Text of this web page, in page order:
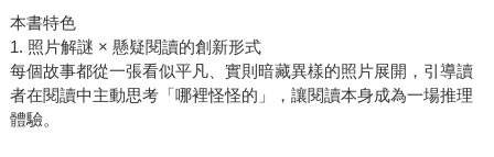
本書特色
1. 照片解謎 × 懸疑閱讀的創新形式
每個故事都從一張看似平凡、實則暗藏異樣的照片展開，引導讀
者在閱讀中主動思考「哪裡怪怪的」，讓閱讀本身成為一場推理
體驗。